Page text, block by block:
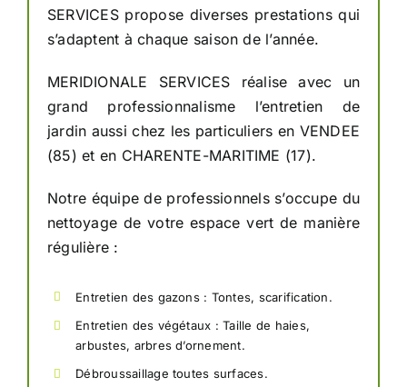
SERVICES propose diverses prestations qui
s’adaptent à chaque saison de l’année.
MERIDIONALE SERVICES réalise avec un
grand professionnalisme l’entretien de
jardin aussi chez les particuliers en VENDEE
(85) et en CHARENTE-MARITIME (17).
Notre équipe de professionnels s’occupe du
nettoyage de votre espace vert de manière
régulière :
Entretien des gazons : Tontes, scarification.
Entretien des végétaux : Taille de haies,
arbustes, arbres d’ornement.
Débroussaillage toutes surfaces.